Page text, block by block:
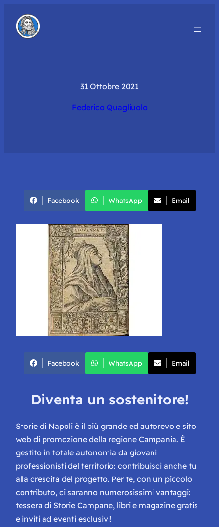
31 Ottobre 2021
Federico Quagliuolo
Facebook WhatsApp Email
Facebook WhatsApp Email
Diventa un sostenitore!
Storie di Napoli è il più grande ed autorevole sito
web di promozione della regione Campania. È
gestito in totale autonomia da giovani
professionisti del territorio: contribuisci anche tu
alla crescita del progetto. Per te, con un piccolo
contributo, ci saranno numerosissimi vantaggi:
tessera di Storie Campane, libri e magazine gratis
e inviti ad eventi esclusivi!